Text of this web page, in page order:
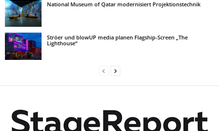
National Museum of Qatar modernisiert Projektionstechnik
Ströer und blowUP media planen Flagship-Screen „The
Lighthouse“